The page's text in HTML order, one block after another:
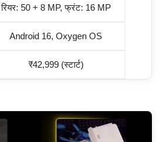
रियर: 50 + 8 MP, फ्रंट: 16 MP
Android 16, Oxygen OS
₹42,999 (स्टार्ट)